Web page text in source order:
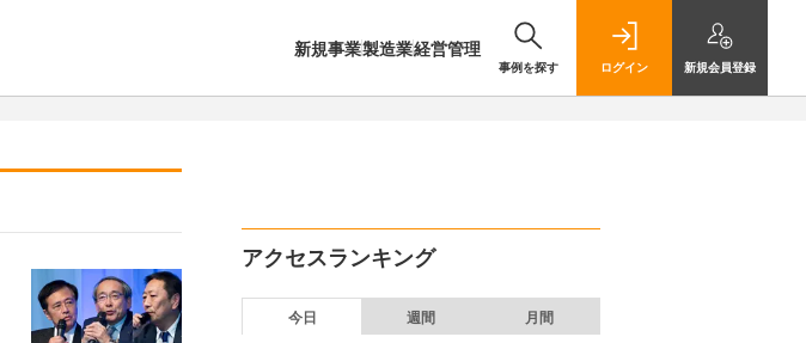
新規事業製造業経営管理
事例を探す ログイン 新規会員登録
アクセスランキング
今日 週間 月間